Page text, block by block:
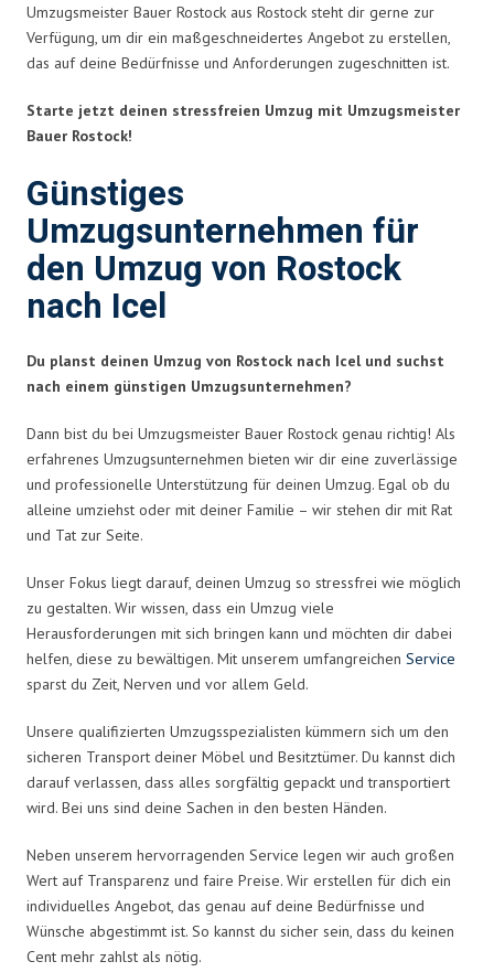
Umzugsmeister Bauer Rostock aus Rostock steht dir gerne zur
Verfügung, um dir ein maßgeschneidertes Angebot zu erstellen,
das auf deine Bedürfnisse und Anforderungen zugeschnitten ist.
Starte jetzt deinen stressfreien Umzug mit Umzugsmeister
Bauer Rostock!
Günstiges
Umzugsunternehmen für
den Umzug von Rostock
nach Icel
Du planst deinen Umzug von Rostock nach Icel und suchst
nach einem günstigen Umzugsunternehmen?
Dann bist du bei Umzugsmeister Bauer Rostock genau richtig! Als
erfahrenes Umzugsunternehmen bieten wir dir eine zuverlässige
und professionelle Unterstützung für deinen Umzug. Egal ob du
alleine umziehst oder mit deiner Familie – wir stehen dir mit Rat
und Tat zur Seite.
Unser Fokus liegt darauf, deinen Umzug so stressfrei wie möglich
zu gestalten. Wir wissen, dass ein Umzug viele
Herausforderungen mit sich bringen kann und möchten dir dabei
helfen, diese zu bewältigen. Mit unserem umfangreichen Service
sparst du Zeit, Nerven und vor allem Geld.
Unsere qualifizierten Umzugsspezialisten kümmern sich um den
sicheren Transport deiner Möbel und Besitztümer. Du kannst dich
darauf verlassen, dass alles sorgfältig gepackt und transportiert
wird. Bei uns sind deine Sachen in den besten Händen.
Neben unserem hervorragenden Service legen wir auch großen
Wert auf Transparenz und faire Preise. Wir erstellen für dich ein
individuelles Angebot, das genau auf deine Bedürfnisse und
Wünsche abgestimmt ist. So kannst du sicher sein, dass du keinen
Cent mehr zahlst als nötig.